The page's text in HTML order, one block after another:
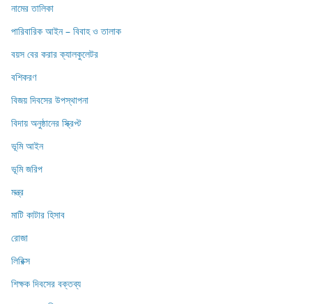
নামের তালিকা
পারিবারিক আইন – বিবাহ ও তালাক
বয়স বের করার ক্যালকুলেটর
বশিকরণ
বিজয় দিবসের উপস্থাপনা
বিদায় অনুষ্ঠানের স্ক্রিপ্ট
ভূমি আইন
ভূমি জরিপ
মন্ত্র
মাটি কাটার হিসাব
রোজা
লিরিক্স
শিক্ষক দিবসের বক্তব্য